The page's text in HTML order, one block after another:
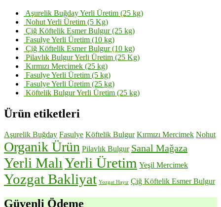
Aşurelik Buğday Yerli Üretim (25 kg)
Nohut Yerli Üretim (5 Kg)
Çiğ Köftelik Esmer Bulgur (25 kg)
Fasulye Yerli Üretim (10 kg)
Çiğ Köftelik Esmer Bulgur (10 kg)
Pilavlık Bulgur Yerli Üretim (25 Kg)
Kırmızı Mercimek (25 kg)
Fasulye Yerli Üretim (5 kg)
Fasulye Yerli Üretim (25 kg)
Köftelik Bulgur Yerli Üretim (25 kg)
Ürün etiketleri
Aşurelik Buğday Fasulye Köftelik Bulgur Kırmızı Mercimek Nohut
Organik Ürün Pilavlık Bulgur Sanal Mağaza
Yerli MalıYerli Üretim Yeşil Mercimek
Yozgat Bakliyat Yozgat Hayır Çiğ Köftelik Esmer Bulgur
Güvenli Ödeme